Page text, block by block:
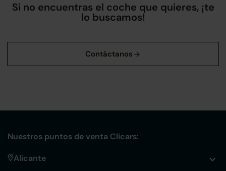
Si no encuentras el coche que quieres, ¡te
lo buscamos!
Nuestros puntos de venta Clicars:
Alicante